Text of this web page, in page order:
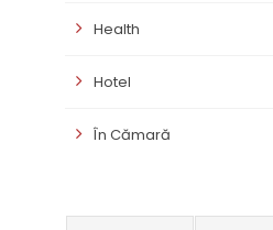
Health
Hotel
În Cămară